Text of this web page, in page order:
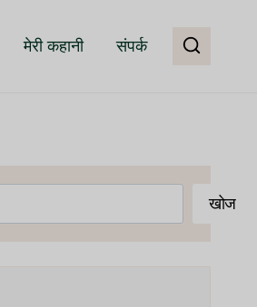
मेरी कहानी संपर्क
खोज